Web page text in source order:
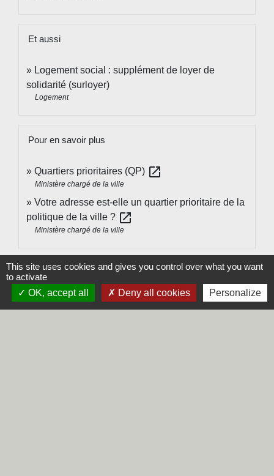
Et aussi
Logement social : supplément de loyer de
solidarité (surloyer)
Logement
Pour en savoir plus
Quartiers prioritaires (QP) open_in_new
Ministère chargé de la ville
Votre adresse est-elle un quartier prioritaire de la
politique de la ville ? open_in_new
Ministère chargé de la ville
Signaler une erreur sur cette page
This site uses cookies and gives you control over what you want
to activate
OK, accept all
Deny all cookies Personalize